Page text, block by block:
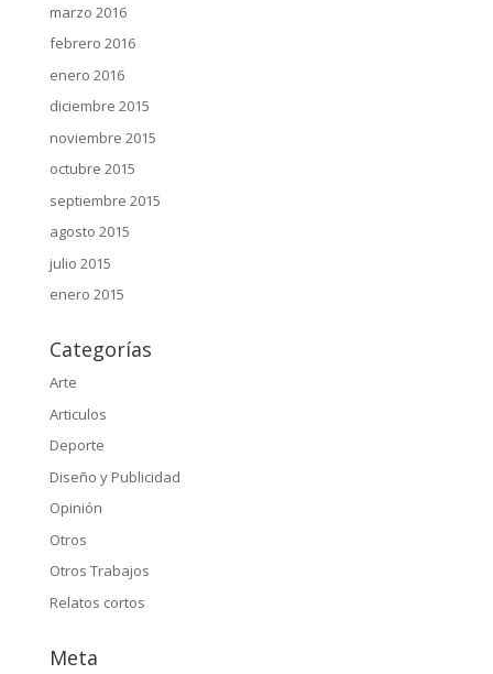
marzo 2016
febrero 2016
enero 2016
diciembre 2015
noviembre 2015
octubre 2015
septiembre 2015
agosto 2015
julio 2015
enero 2015
Categorías
Arte
Articulos
Deporte
Diseño y Publicidad
Opinión
Otros
Otros Trabajos
Relatos cortos
Meta